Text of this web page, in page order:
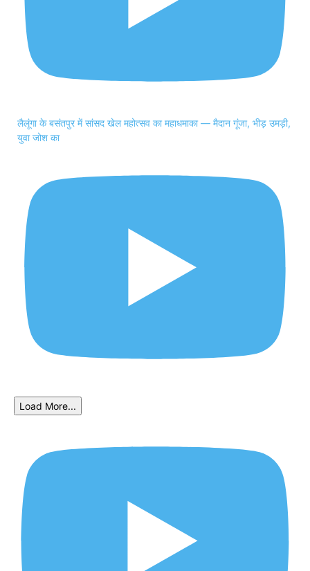
लैलूंगा के बसंतपुर में सांसद खेल महोत्सव का महाधमाका — मैदान गूंजा, भीड़ उमड़ी,
युवा जोश का
Load More...